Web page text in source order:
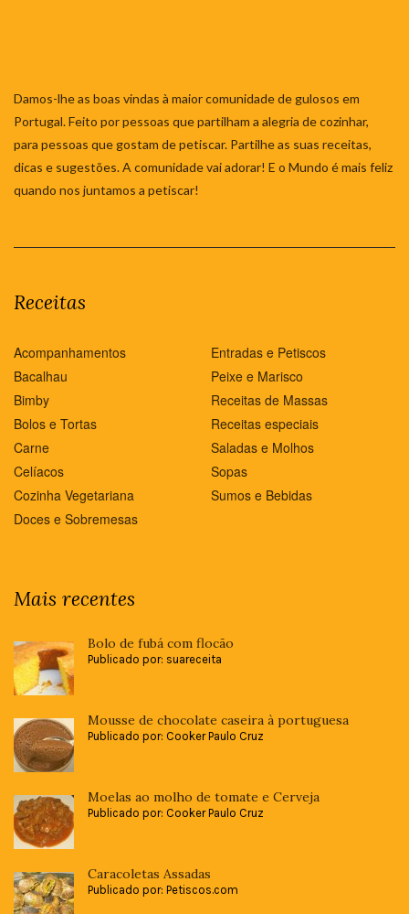
Damos-lhe as boas vindas à maior comunidade de gulosos em
Portugal. Feito por pessoas que partilham a alegria de cozinhar,
para pessoas que gostam de petiscar. Partilhe as suas receitas,
dicas e sugestões. A comunidade vai adorar! E o Mundo é mais feliz
quando nos juntamos a petiscar!
Receitas
Acompanhamentos
Bacalhau
Bimby
Bolos e Tortas
Carne
Celíacos
Cozinha Vegetariana
Doces e Sobremesas
Entradas e Petiscos
Peixe e Marisco
Receitas de Massas
Receitas especiais
Saladas e Molhos
Sopas
Sumos e Bebidas
Mais recentes
Bolo de fubá com flocão
Publicado por: suareceita
Mousse de chocolate caseira à portuguesa
Publicado por: Cooker Paulo Cruz
Moelas ao molho de tomate e Cerveja
Publicado por: Cooker Paulo Cruz
Caracoletas Assadas
Publicado por: Petiscos.com